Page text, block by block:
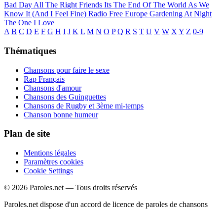
Bad Day All The Right Friends Its The End Of The World As We
Know It (And I Feel Fine) Radio Free Europe Gardening At Night
The One I Love
A B C D E F G H I J K L M N O P Q R S T U V W X Y Z 0-9
Thématiques
Chansons pour faire le sexe
Rap Français
Chansons d'amour
Chansons des Guinguettes
Chansons de Rugby et 3ème mi-temps
Chanson bonne humeur
Plan de site
Mentions légales
Paramètres cookies
Cookie Settings
© 2026 Paroles.net — Tous droits réservés
Paroles.net dispose d'un accord de licence de paroles de chansons